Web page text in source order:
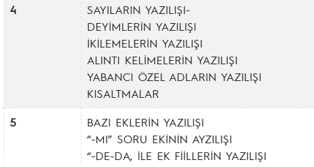
4
SAYILARIN YAZILIŞI-
DEYİMLERİN YAZILIŞI
İKİLEMELERİN YAZILIŞI
ALINTI KELİMELERİN YAZILIŞI
YABANCI ÖZEL ADLARIN YAZILIŞI
KISALTMALAR
5
BAZI EKLERİN YAZILIŞI
“-MI” SORU EKİNİN AYZILIŞI
“-DE-DA, İLE EK FİİLLERİN YAZILIŞI